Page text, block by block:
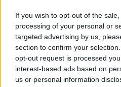
If you wish to opt-out of the
processing of your personal or
targeted advertising by us,
section to confirm your
opt-out request is processed
interest-based ads based on
us or personal information
Ροή ειδήσεων
06:21